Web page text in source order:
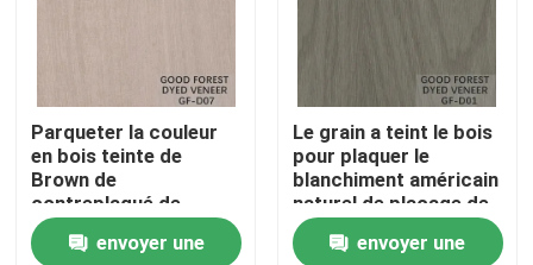
Nous contacter
Nouvelles
Les affaires
Parqueter la couleur
en bois teinte de
Brown de
contreplaqué de
placage/placage de
Wenge envoyer une
Le grain a teint le bois
pour plaquer le
blanchiment américain
naturel de placage de
chêne
envoyer une